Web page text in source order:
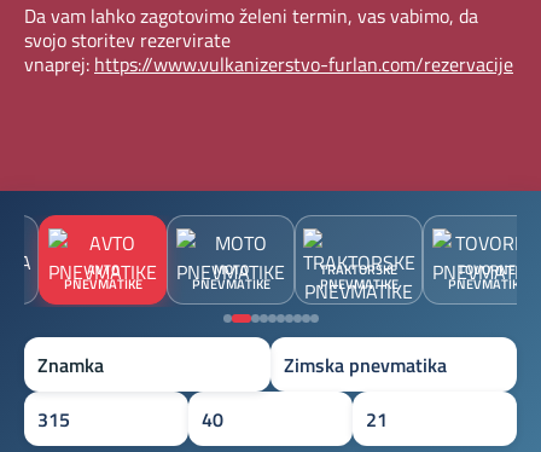
Da vam lahko zagotovimo želeni termin, vas vabimo, da
svojo storitev rezervirate
vnaprej: https://www.vulkanizerstvo-furlan.com/rezervacije
AVTO
PNEVMATIKE
MOTO
PNEVMATIKE
TRAKTORSKE
PNEVMATIKE
TOVORNE
PNEVMATIKE
Znamka